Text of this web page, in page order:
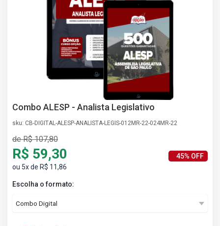
Combo ALESP - Analista Legislativo
sku: CB-DIGITAL-ALESP-ANALISTA-LEGIS-012MR-22-024MR-22
de R$ 107,80
R$ 59,30
ou 5x de R$ 11,86
45% OFF
Escolha o formato: